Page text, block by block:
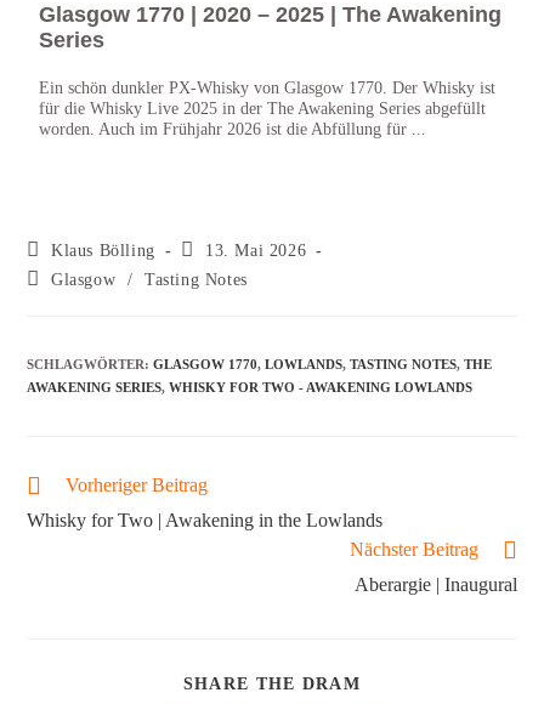
Glasgow 1770 | 2020 – 2025 | The Awakening
Series
Ein schön dunkler PX-Whisky von Glasgow 1770. Der Whisky ist
für die Whisky Live 2025 in der The Awakening Series abgefüllt
worden. Auch im Frühjahr 2026 ist die Abfüllung für ...
Klaus Bölling
13. Mai 2026
Glasgow
/ Tasting Notes
SCHLAGWÖRTER:GLASGOW 1770, LOWLANDS, TASTING NOTES, THE
AWAKENING SERIES, WHISKY FOR TWO - AWAKENING LOWLANDS
Vorheriger Beitrag
Whisky for Two | Awakening in the Lowlands
Nächster Beitrag
Aberargie | Inaugural
SHARE THE DRAM